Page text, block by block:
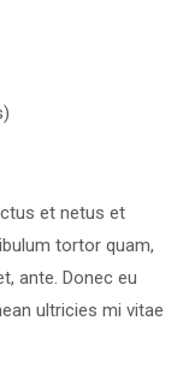
et netus et
tortor quam,
ante. Donec eu
ultricies mi vitae